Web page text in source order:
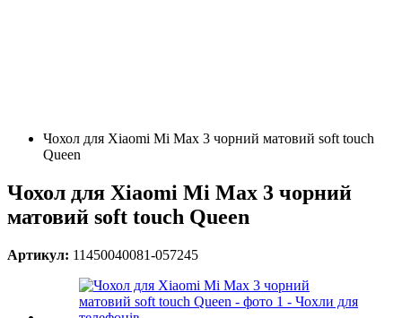
Чохол для Xiaomi Mi Max 3 чорний матовий soft touch
Queen
Чохол для Xiaomi Mi Max 3 чорний
матовий soft touch Queen
Артикул: 11450040081-057245